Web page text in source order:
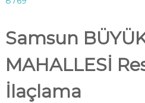
Samsun
MAHALLESİ
İlaçlama